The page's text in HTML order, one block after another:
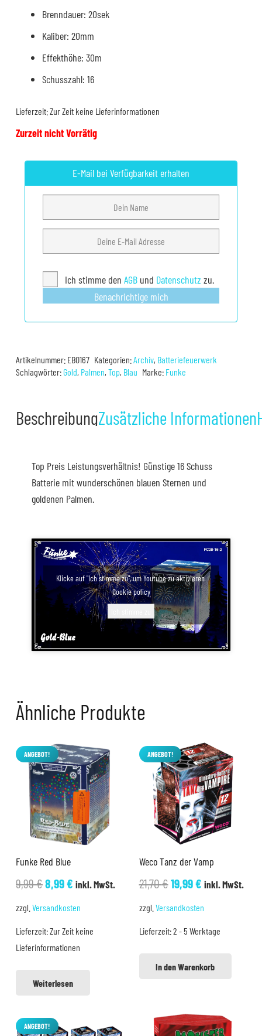
Brenndauer: 20sek
Kaliber: 20mm
Effekthöhe: 30m
Schusszahl: 16
Lieferzeit:Zur Zeit keine Lieferinformationen
Zurzeit nicht Vorrätig
E-Mail bei Verfügbarkeit erhalten
Ich stimme denAGB und Datenschutz zu.
Benachrichtige mich
Artikelnummer: EB0167 Kategorien:Archiv, Batteriefeuerwerk
Schlagwörter: Gold, Palmen, Top, Blau Marke: Funke
BeschreibungZusätzliche Informationen
Top Preis Leistungsverhältnis! Günstige 16 Schuss
Batterie mit wunderschönen blauen Sternen und
goldenen Palmen.
Klicke auf "Ich stimme zu", um Youtube zu aktivieren
Cookie policy
Ähnliche Produkte
ANGEBOT!
Funke Red Blue
9,99€Ursprünglicher
9,99 €
8,99€Aktueller
8,99 €.
inkl. MwSt.
zzgl. Versandkosten
Lieferzeit:Zur Zeit keine
Lieferinformationen
Weiterlesen
ANGEBOT!
Weco Tanz der Vamp
21,70€Ursprünglicher
21,70 €
19,99€Aktueller
19,99 €.
inkl. MwSt.
zzgl. Versandkosten
Lieferzeit:2 - 5 Werktage
In den Warenkorb
ANGEBOT!